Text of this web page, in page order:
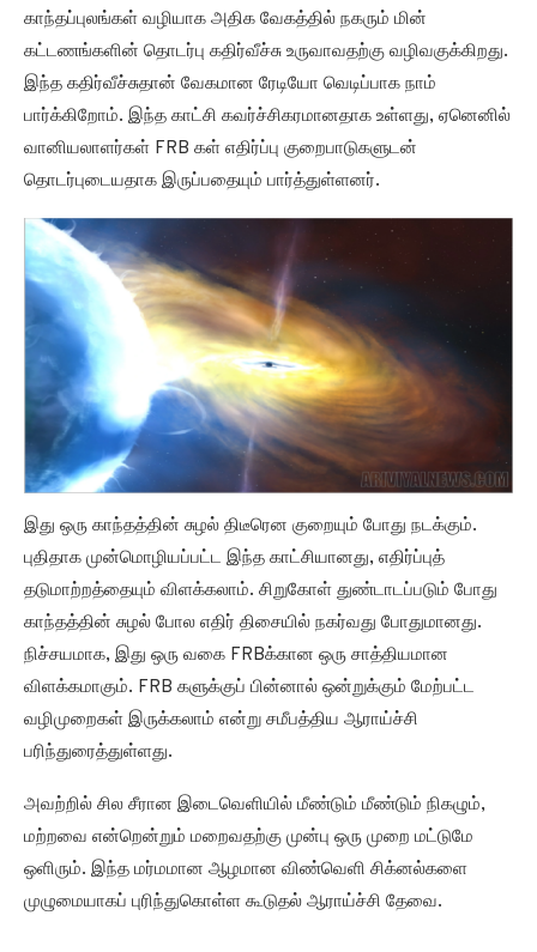
காந்தப்புலங்கள் வழியாக அதிக வேகத்தில் நகரும் மின்
கட்டணங்களின் தொடர்பு கதிர்வீச்சு உருவாவதற்கு வழிவகுக்கிறது.
இந்த கதிர்வீச்சுதான் வேகமான ரேடியோ வெடிப்பாக நாம்
பார்க்கிறோம். இந்த காட்சி கவர்ச்சிகரமானதாக உள்ளது, ஏனெனில்
வானியலாளர்கள் FRB கள் எதிர்ப்பு குறைபாடுகளுடன்
தொடர்புடையதாக இருப்பதையும் பார்த்துள்ளனர்.
இது ஒரு காந்தத்தின் சுழல் திடீரென குறையும் போது நடக்கும்.
புதிதாக முன்மொழியப்பட்ட இந்த காட்சியானது, எதிர்ப்புத்
தடுமாற்றத்தையும் விளக்கலாம். சிறுகோள் துண்டாடப்படும் போது
காந்தத்தின் சுழல் போல எதிர் திசையில் நகர்வது போதுமானது.
நிச்சயமாக, இது ஒரு வகை FRBக்கான ஒரு சாத்தியமான
விளக்கமாகும். FRB களுக்குப் பின்னால் ஒன்றுக்கும் மேற்பட்ட
வழிமுறைகள் இருக்கலாம் என்று சமீபத்திய ஆராய்ச்சி
பரிந்துரைத்துள்ளது.
அவற்றில் சில சீரான இடைவெளியில் மீண்டும் மீண்டும் நிகழும்,
மற்றவை என்றென்றும் மறைவதற்கு முன்பு ஒரு முறை மட்டுமே
ஒளிரும். இந்த மர்மமான ஆழமான விண்வெளி சிக்னல்களை
முழுமையாகப் புரிந்துகொள்ள கூடுதல் ஆராய்ச்சி தேவை.